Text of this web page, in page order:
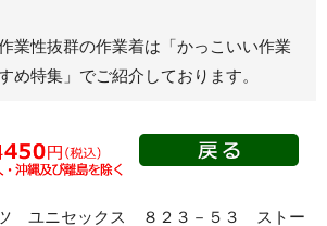
袖
業性抜群の作業着は 「かっこいい作業
め特集」 でご紹介しております。
ツ ユニセックス ８２３－５３ ストー